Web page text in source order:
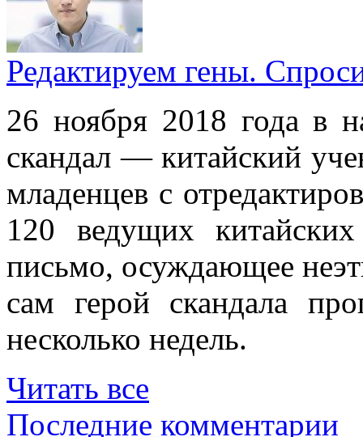
Редактируем гены.
26 ноября 2018 года в
скандал — китайский
младенцев с
120 ведущих
письмо, осуждающее
сам герой скандала
несколько недель.
Читать все
Последние комментарии